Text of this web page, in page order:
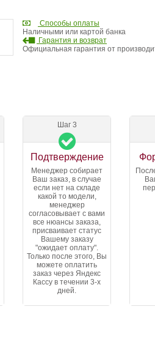
Способы оплаты
Наличными или картой банка
Гарантия и возврат
Официальная гарантия от
Шаг 3
Подтверждение
Менеджер собирает
Ваш заказ, в случае
если нет на складе
какой то модели,
менеджер
согласовывает с вами
все нюансы заказа,
присваивает статус
Вашему заказу
"ожидает оплату".
Только после этого, Вы
можете оплатить
заказ через Яндекс
Кассу в течении 3-х
дней.